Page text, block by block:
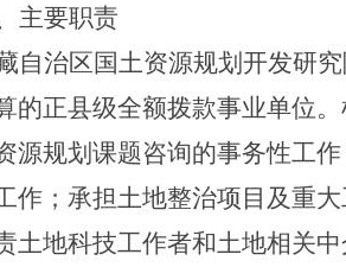
主要职责
自治区国土资源规划开发研
的正县级全额拨款事业单位。
源规划课题咨询的事务性工
作；承担土地整治项目及重
土地科技工作者和土地相关